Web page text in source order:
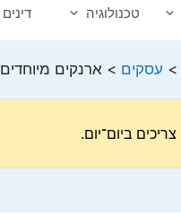
טכנולוגיה דינים
> עסקים >ארנקים מיוחדים